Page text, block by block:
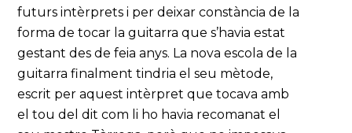
futurs intèrprets i per deixar constància de la
forma de tocar la guitarra que s’havia estat
gestant des de feia anys. La nova escola de la
guitarra finalment tindria el seu mètode,
escrit per aquest intèrpret que tocava amb
el tou del dit com li ho havia recomanat el